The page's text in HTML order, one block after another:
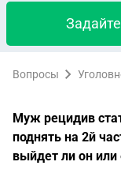
Вопросы
Муж рецидив
поднять на 2й
выйдет ли он или